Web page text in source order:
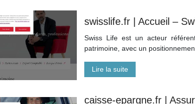
swisslife.fr | Accueil –
Swiss Life est un acteur
patrimoine, avec un
Lire la suite
caisse-epargne.fr |